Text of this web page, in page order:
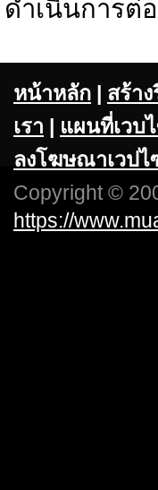
ดำเนินการต่
หน้าหลัก | สร้า
เรา | แผนที่เวบ
ลงโฆษณาเวปไ
Copyright ©
https://